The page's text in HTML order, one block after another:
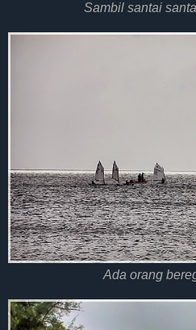
Sambil santai
Ada orang